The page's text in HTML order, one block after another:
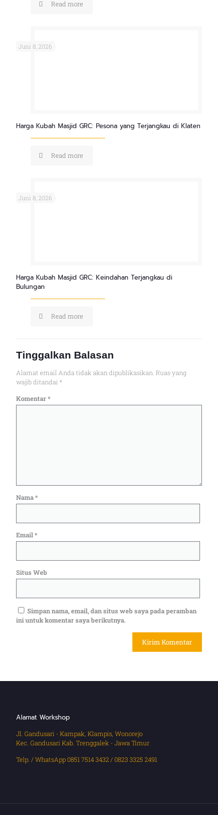
Read more
Juni 8, 2026
Harga Kubah Masjid GRC: Pesona yang Terjangkau di Klaten
Read more
Juni 8, 2026
Harga Kubah Masjid GRC: Keindahan Terjangkau di
Bulungan
Read more
Tinggalkan Balasan
Alamat email Anda tidak akan dipublikasikan. Ruas yang
wajib ditandai *
Komentar*
Nama*
Email*
Situs Web
Simpan nama, email, dan situs web saya pada peramban
ini untuk komentar saya berikutnya.
Alamat Workshop
Jl. Gandusari - Kampak, Klampis, Wonorejo
Kec. Gandusari Kab. Trenggalek - Jawa Timur
Telp. / WhatsApp 0851 7514 3432 / 0823 3325 2491